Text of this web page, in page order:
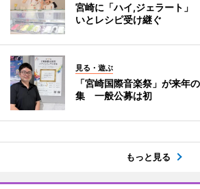
宮崎に「ハイ,ジェラート
いとレシピ受け継ぐ
見る・遊ぶ
「宮崎国際音楽祭」が来年
集 一般公募は初
もっと見る